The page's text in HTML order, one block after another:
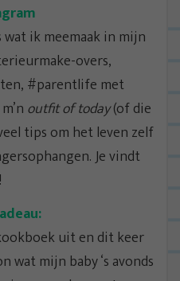
wat ik meemaak in mijn
overs,
#parentlife met
outfit of today(of die
tips om het leven zelf
Je vindt
uit en dit keer
wat mijn baby ‘s avonds